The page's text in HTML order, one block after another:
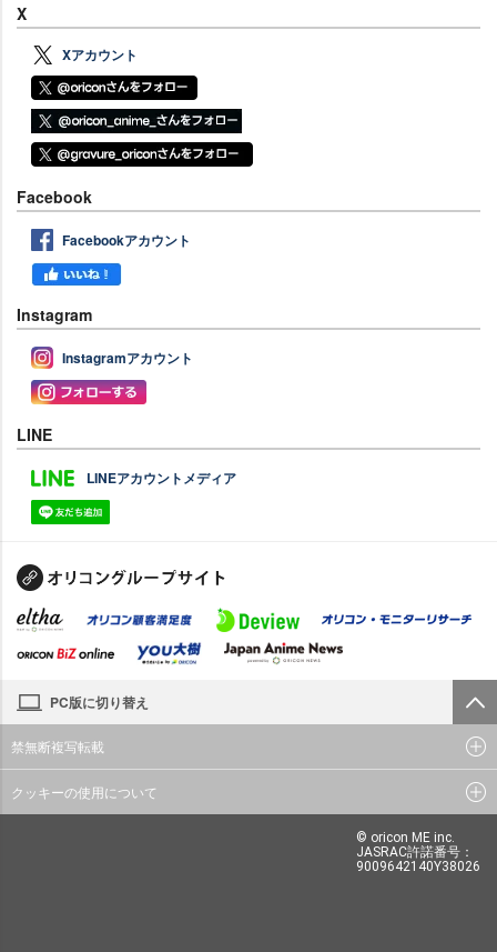
X
Xアカウント
Facebook
Facebookアカウント
Instagram
Instagramアカウント
LINE
LINEアカウントメディア
PC版に切り替え
禁無断複写転載
クッキーの使用について
© oricon ME inc.
JASRAC許諾番号：
9009642140Y38026